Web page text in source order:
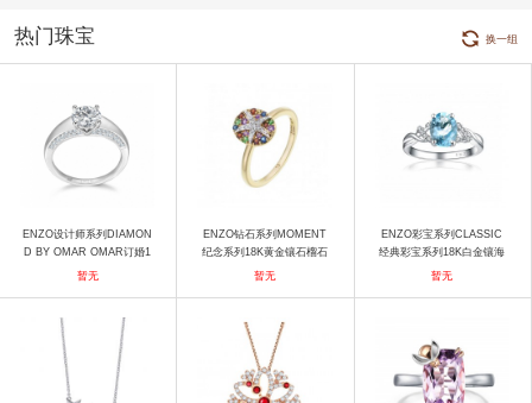
热门珠宝 换一组
ENZO设计师系列DIAMON
D BY OMAR OMAR订婚1
8K白金镶钻石戒指 戒指
暂无
ENZO钻石系列MOMENT
纪念系列18K黄金镶石榴石
绿榴石黄晶紫晶蓝宝石及钻
暂无
ENZO彩宝系列CLASSIC
经典彩宝系列18K白金镶海
蓝宝及钻石戒指 戒指
暂无